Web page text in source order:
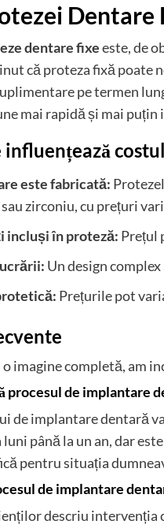
Dentare
dentare fixeeste, de
că proteza fixă poate
pe termen
mai rapidă și mai
influențează
este fabricată:
zirconiu, cu prețuri
incluși în proteză: Prețul
Un design
Prețurile pot
imagine completă, am
procesul de implantare
de implantare dentară
luni până la un an, dar
pentru situația
de implantare
descriu intervenția